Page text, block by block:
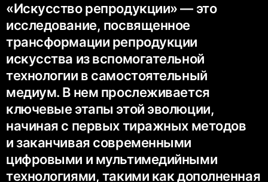
«Искусство репродукции» — это
исследование, посвященное
трансформации репродукции
искусства из вспомогательной
технологии в самостоятельный
медиум. В нем прослеживается
ключевые этапы этой эволюции,
начиная с первых тиражных методов
и заканчивая современными
цифровыми и мультимедийными
технологиями, такими как дополненная